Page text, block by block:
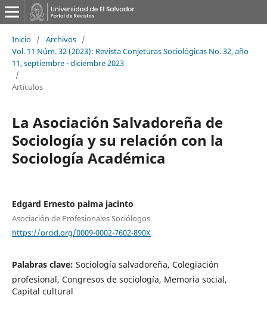
Inicio / Archivos /
Vol. 11 Núm. 32 (2023): Revista Conjeturas Sociológicas No. 32, año
11, septiembre - diciembre 2023
/
Artículos
La Asociación Salvadoreña de
Sociología y su relación con la
Sociología Académica
Edgard Ernesto palma jacinto
Asociación de Profesionales Sociólogos
https://orcid.org/0009-0002-7602-890X
Palabras clave: Sociología salvadoreña, Colegiación
profesional, Congresos de sociología, Memoria social,
Capital cultural